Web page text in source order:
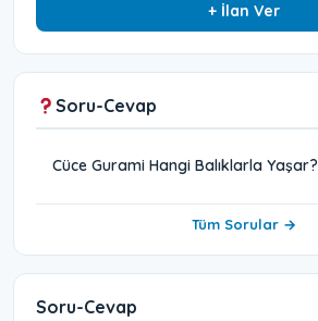
+ İlan Ver
Soru-Cevap
Cüce Gurami Hangi Balıklarla Yaşar?
Tüm Sorular →
Soru-Cevap